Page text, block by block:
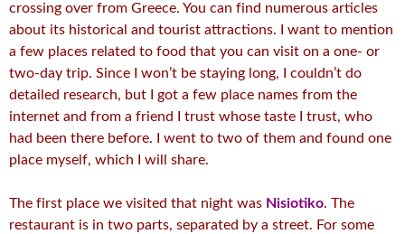
crossing over from Greece. You can find numerous articles
about its historical and tourist attractions. I want to mention
a few places related to food that you can visit on a one- or
two-day trip. Since I won’t be staying long, I couldn’t do
detailed research, but I got a few place names from the
internet and from a friend I trust whose taste I trust, who
had been there before. I went to two of them and found one
place myself, which I will share.
The first place we visited that night was Nisiotiko. The
restaurant is in two parts, separated by a street. For some